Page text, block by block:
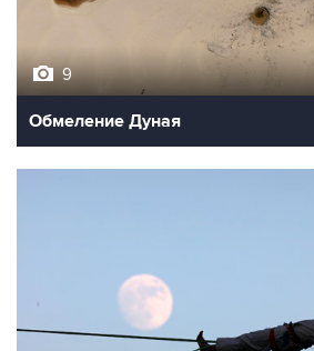
9
Обмеление Дуная